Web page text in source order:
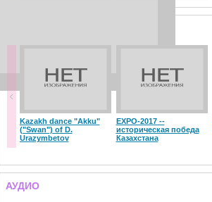
Kazakh dance "Akku"
("Swan") of D.
Urazymbetov
EXPO-2017 --
историческая победа
Казахстана
АУДИО